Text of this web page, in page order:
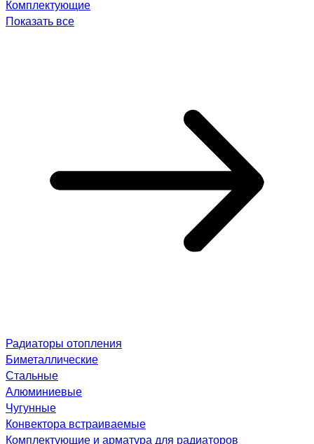
Комплектующие
Показать все
Радиаторы отопления
Биметаллические
Стальные
Алюминиевые
Чугунные
Конвектора встраиваемые
Комплектующие и арматура для радиаторов